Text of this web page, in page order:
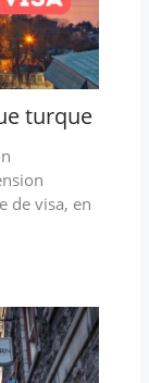
turque
de visa, en